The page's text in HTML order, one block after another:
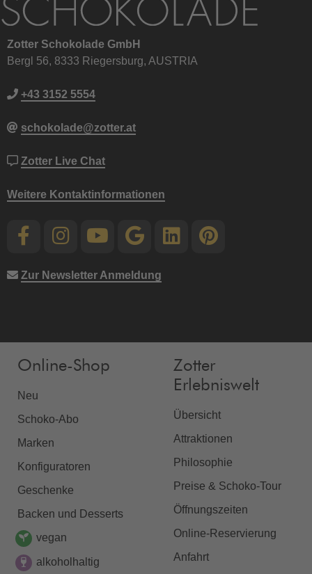
Zotter Schokolade GmbH
Bergl 56, 8333 Riegersburg, AUSTRIA
+43 3152 5554
schokolade@zotter.at
Zotter Live Chat
Weitere Kontaktinformationen
Zur Newsletter Anmeldung
Online-Shop
Neu
Schoko-Abo
Marken
Konfiguratoren
Geschenke
Backen und Desserts
vegan
alkoholhaltig
Zotter
Erlebniswelt
Übersicht
Attraktionen
Philosophie
Preise & Schoko-Tour
Öffnungszeiten
Online-Reservierung
Anfahrt